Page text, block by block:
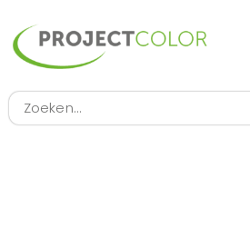
naar
de
Zoeken